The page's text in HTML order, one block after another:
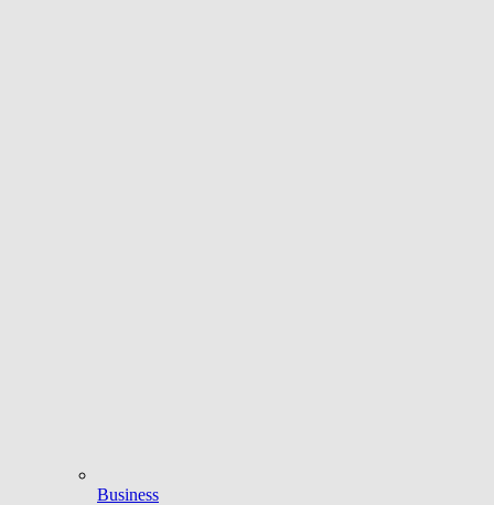
Business